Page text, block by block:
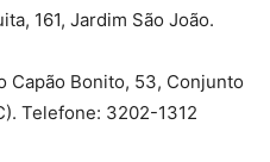
161, Jardim São João.
Capão Bonito, 53, Conjunto
Telefone: 3202-1312